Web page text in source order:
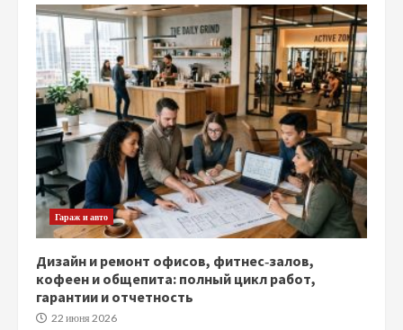
Гараж и авто
Дизайн и ремонт офисов, фитнес‑залов,
кофеен и общепита: полный цикл работ,
гарантии и отчетность
22 июня 2026